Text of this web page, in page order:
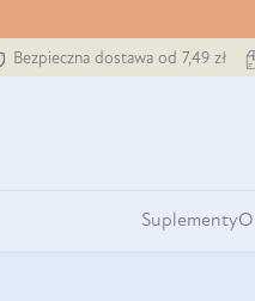
Bezpieczna dostawa od 7,49 zł
Suplementy